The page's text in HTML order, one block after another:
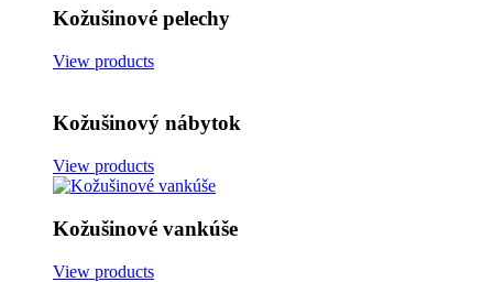
Kožušinové pelechy
View products
Kožušinový nábytok
View products
Kožušinové vankúše
View products